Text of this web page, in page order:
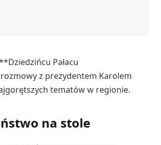
Pałacu
z prezydentem Karolem
tematów w regionie.
na stole